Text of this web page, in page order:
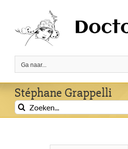
inhoud
Ga naar...
Stéphane Grappelli
Zoeken
naar: